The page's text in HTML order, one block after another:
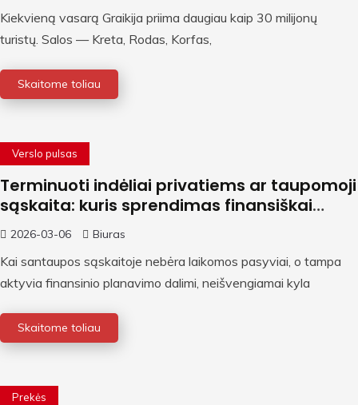
Kiekvieną vasarą Graikija priima daugiau kaip 30 milijonų
turistų. Salos — Kreta, Rodas, Korfas,
Skaitome toliau
Verslo pulsas
Terminuoti indėliai privatiems ar taupomoji
sąskaita: kuris sprendimas finansiškai
naudingesnis?
2026-03-06 Biuras
Kai santaupos sąskaitoje nebėra laikomos pasyviai, o tampa
aktyvia finansinio planavimo dalimi, neišvengiamai kyla
Skaitome toliau
Prekės